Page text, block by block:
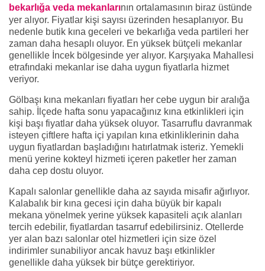
bekarlığa veda mekanlarının ortalamasının biraz üstünde
yer alıyor. Fiyatlar kişi sayısı üzerinden hesaplanıyor. Bu
nedenle butik kına geceleri ve bekarlığa veda partileri her
zaman daha hesaplı oluyor. En yüksek bütçeli mekanlar
genellikle İncek bölgesinde yer alıyor. Karşıyaka Mahallesi
etrafındaki mekanlar ise daha uygun fiyatlarla hizmet
veriyor.
Gölbaşı kına mekanları fiyatları her cebe uygun bir aralığa
sahip. İlçede hafta sonu yapacağınız kına etkinlikleri için
kişi başı fiyatlar daha yüksek oluyor. Tasarruflu davranmak
isteyen çiftlere hafta içi yapılan kına etkinliklerinin daha
uygun fiyatlardan başladığını hatırlatmak isteriz. Yemekli
menü yerine kokteyl hizmeti içeren paketler her zaman
daha cep dostu oluyor.
Kapalı salonlar genellikle daha az sayıda misafir ağırlıyor.
Kalabalık bir kına gecesi için daha büyük bir kapalı
mekana yönelmek yerine yüksek kapasiteli açık alanları
tercih edebilir, fiyatlardan tasarruf edebilirsiniz. Otellerde
yer alan bazı salonlar otel hizmetleri için size özel
indirimler sunabiliyor ancak havuz başı etkinlikler
genellikle daha yüksek bir bütçe gerektiriyor.